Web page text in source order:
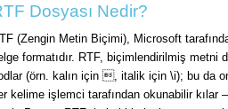
Dosyası Nedir?
(Zengin Metin Biçimi), Microsoft
formatıdır. RTF, biçimlendirilmiş
(örn. kalın için , italik için \i); bu da
kelime işlemci tarafından okunabilir